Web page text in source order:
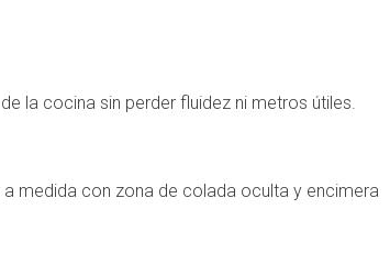
la cocina sin perder fluidez ni metros útiles.
medida con zona de colada oculta y encimera